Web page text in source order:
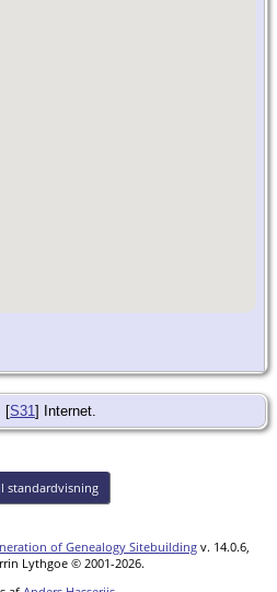
[S31] Internet.
standardvisning
of Genealogy Sitebuildingv. 14.0.6,
Lythgoe © 2001-2026.